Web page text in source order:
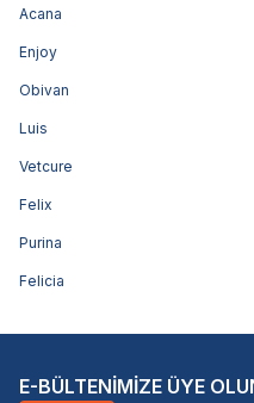
Acana
Enjoy
Obivan
Luis
Vetcure
Felix
Purina
Felicia
E-BÜLTENİMİZE ÜYE